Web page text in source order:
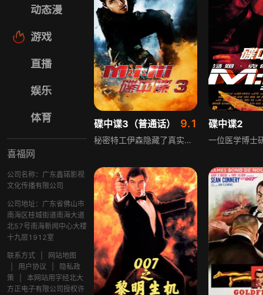
动态漫
游戏
直播
娱乐
体育
喜福网
公司名称：广东鑫锘影视
文化传播有限公司
公司地址：广东省佛山市
南海区桂城街道南海大道
北57号南海新闻中心大楼
十九层1912室
联系方式
网站地图
用户协议
隐私政
策
本网站用字经北大
方正电子有限公司授权许
碟中谍3（普通话） 9.1
秘密特工伊森隐藏了真实身份，准备和女友安心生活。这时，他突然接到了上级的电话。超市接头时，同僚向他传达了新的任务命令。任务中，他和黑人老搭档以及两位女将林赛和珍并肩作战，在攻入某大厦寻找一个名叫“兔子腿”的证物时，不幸中了埋伏，结果林赛当场阵亡。因为被控失职，汤姆身心背负了巨大的痛苦，在跟上司闹翻之后，他执着地追查着这起事故的起因，却在死者遗留的秘密视频中发现了一个惊天大秘密。
碟中谍2